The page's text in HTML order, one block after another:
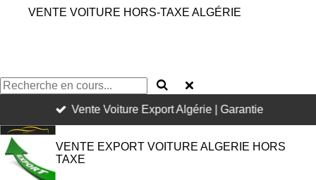
VENTE VOITURE HORS-TAXE ALGÉRIE
Vente Voiture Export Algérie | Garantie
VENTE EXPORT VOITURE ALGERIE HORS
TAXE